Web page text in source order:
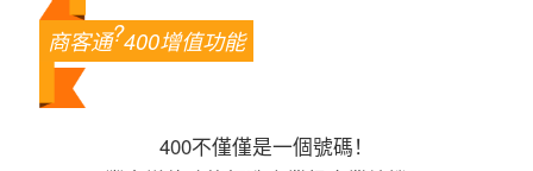
商客通?400增值功能
400不僅僅是一個號碼！